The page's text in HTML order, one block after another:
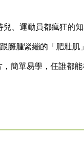
運動員都瘋狂的知
腫緊繃的「肥壯肌
單易學，任誰都能